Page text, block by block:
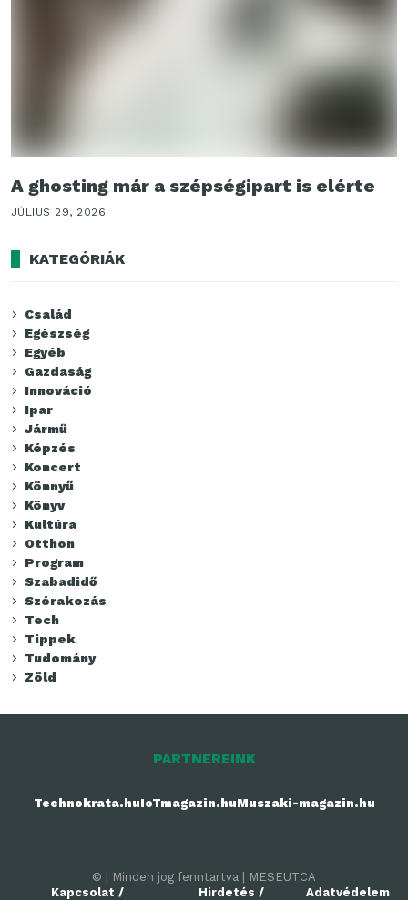
A ghosting már a szépségipart is elérte
JÚLIUS 29, 2026
KATEGÓRIÁK
Család
Egészség
Egyéb
Gazdaság
Innováció
Ipar
Jármű
Képzés
Koncert
Könnyű
Könyv
Kultúra
Otthon
Program
Szabadidő
Szórakozás
Tech
Tippek
Tudomány
Zöld
PARTNEREINK
Technokrata.huIoTmagazin.huMuszaki-magazin.hu
© | Minden jog fenntartva | MESEUTCA
Kapcsolat /
Hirdetés /
Adatvédelem